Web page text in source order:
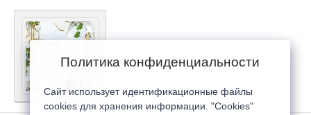
Политика конфиденциальности
Сайт использует идентификационные файлы
cookies для хранения информации. "Cookies"